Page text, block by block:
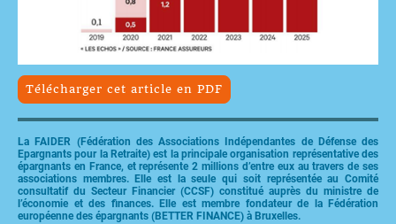
Télécharger cet article en PDF
La FAIDER (Fédération des Associations Indépendantes de Défense des
Epargnants pour la Retraite) est la principale organisation représentative des
épargnants en France, et représente 2 millions d’entre eux au travers de ses
associations membres. Elle est la seule qui soit représentée au Comité
consultatif du Secteur Financier (CCSF) constitué auprès du ministre de
l’économie et des finances. Elle est membre fondateur de la Fédération
européenne des épargnants (BETTER FINANCE) à Bruxelles.